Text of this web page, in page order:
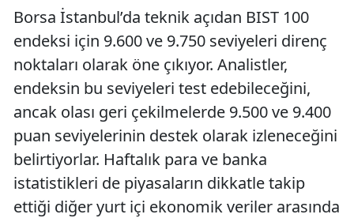
Borsa İstanbul’da teknik açıdan BIST 100
endeksi için 9.600 ve 9.750 seviyeleri direnç
noktaları olarak öne çıkıyor. Analistler,
endeksin bu seviyeleri test edebileceğini,
ancak olası geri çekilmelerde 9.500 ve 9.400
puan seviyelerinin destek olarak izleneceğini
belirtiyorlar. Haftalık para ve banka
istatistikleri de piyasaların dikkatle takip
ettiği diğer yurt içi ekonomik veriler arasında